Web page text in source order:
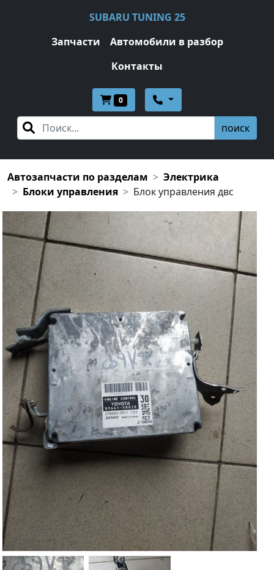
SUBARU TUNING 25
Запчасти
Автомобили в разбор
Контакты
0
поиск
Автозапчасти по разделам
Электрика
Блоки управления
Блок управления двс